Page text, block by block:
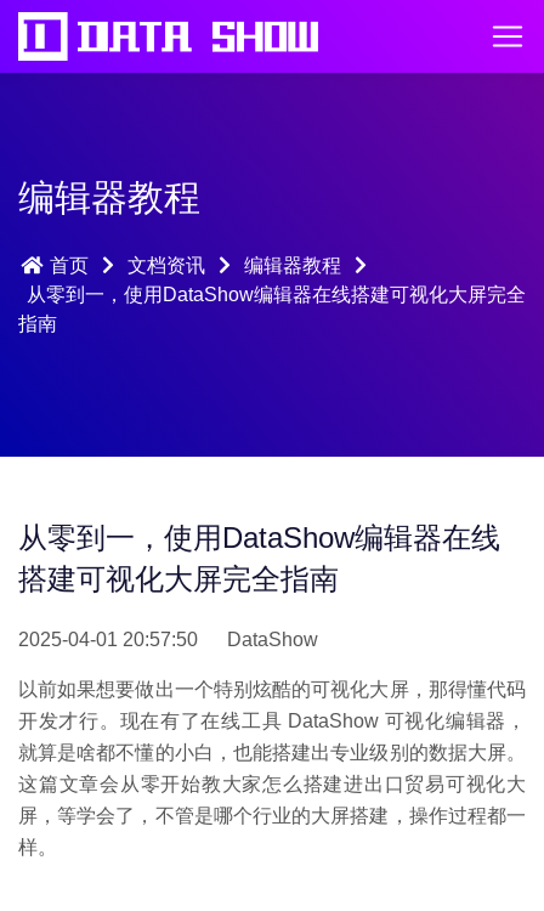
编辑器教程
首页 文档资讯
编辑器教程
从零到一，使用DataShow编辑器在线搭建可视化大屏完全
指南
从零到一，使用DataShow编辑器在线
搭建可视化大屏完全指南
2025-04-01 20:57:50 DataShow
以前如果想要做出一个特别炫酷的可视化大屏，那得懂代码
开发才行。现在有了在线工具 DataShow 可视化编辑器，
就算是啥都不懂的小白，也能搭建出专业级别的数据大屏。
这篇文章会从零开始教大家怎么搭建进出口贸易可视化大
屏，等学会了，不管是哪个行业的大屏搭建，操作过程都一
样。